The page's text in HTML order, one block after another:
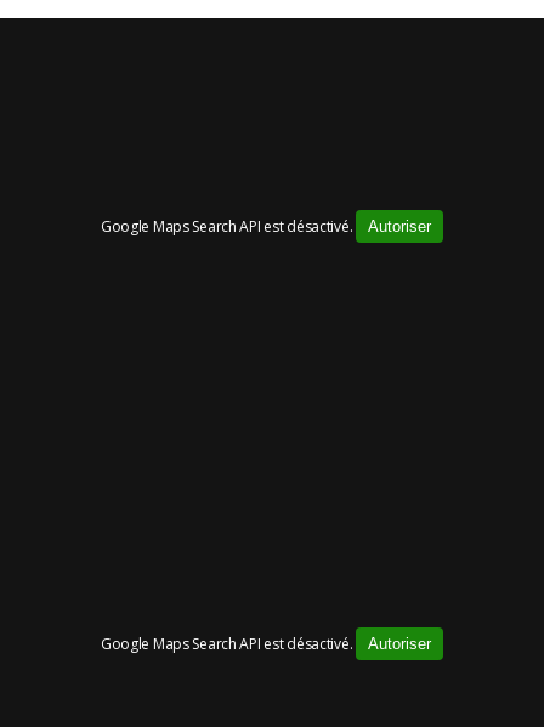
Google Maps Search API est désactivé. Autoriser
Google Maps Search API est désactivé. Autoriser